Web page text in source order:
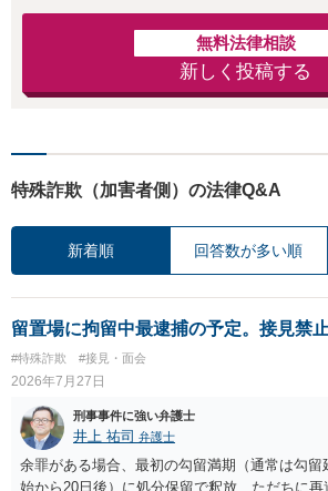
無料法律相談
新しく投稿する
特殊詐欺（加害者側）の法律Q&A
新着順 回答数が多い順
留置場に拘留中最逮捕の予定。接見禁
#特殊詐欺 #接見・面会
2026年7月27日
刑事事件に強い弁護士
井上 祐司 弁護士
余罪がある場合、最初の勾留満期（通常は勾留
始から20日後）に処分保留で釈放、ただちに